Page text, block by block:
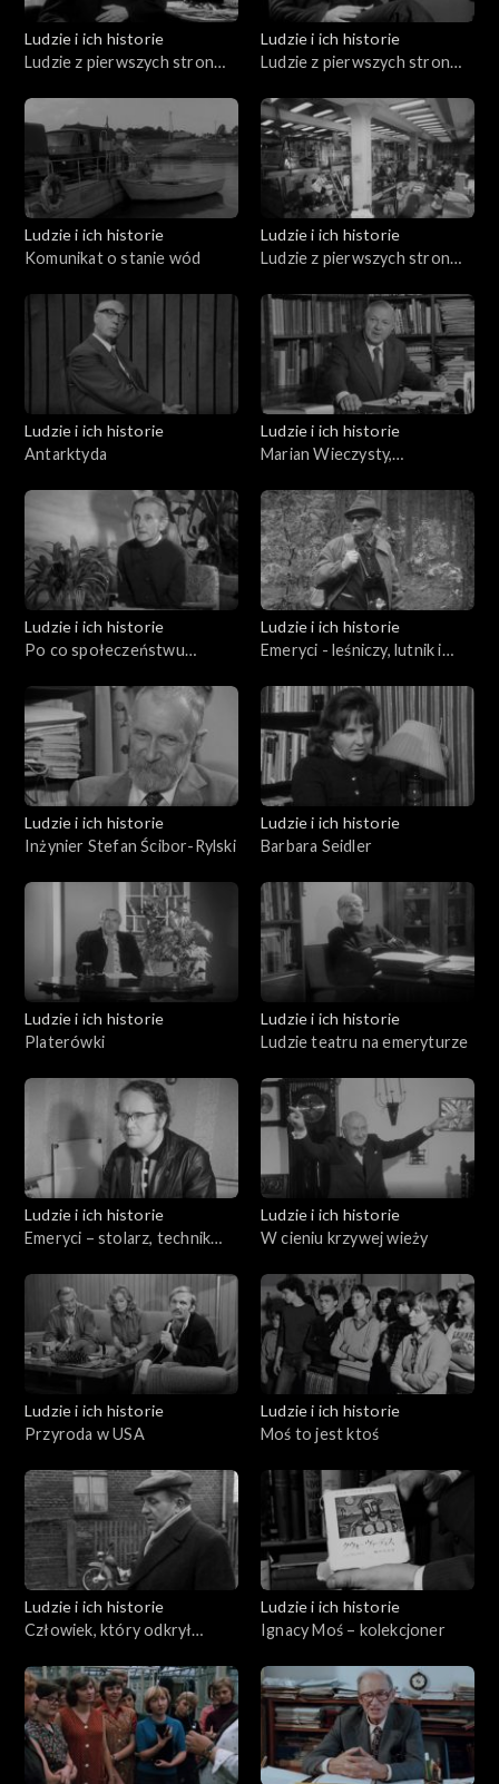
Ludzie i ich historie
Ludzie z pierwszych stron
Ludzie i ich historie
Ludzie z pierwszych stron
Ludzie i ich historie
Komunikat o stanie wód
Ludzie i ich historie
Ludzie z pierwszych stron
Ludzie i ich historie
Antarktyda
Ludzie i ich historie
Marian Wieczysty,
Andrzej Bolewski Orest
Lenczyk
Ludzie i ich historie
Po co społeczeństwu
Ludzie i ich historie
Emeryci - leśniczy, lutnik i
Ludzie i ich historie
Inżynier Stefan Ścibor-Rylski
Ludzie i ich historie
Barbara Seidler
Ludzie i ich historie
Platerówki
Ludzie i ich historie
Ludzie teatru na emeryturze
Ludzie i ich historie
Emeryci – stolarz, technik
Ludzie i ich historie
W cieniu krzywej wieży
Ludzie i ich historie
Przyroda w USA
Ludzie i ich historie
Moś to jest ktoś
Ludzie i ich historie
Człowiek, który odkrył
Ludzie i ich historie
Ignacy Moś – kolekcjoner